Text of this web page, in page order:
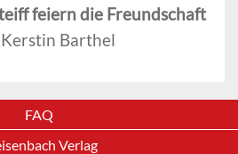
feiern die Freundschaft
Barthel
FAQ
Verlag